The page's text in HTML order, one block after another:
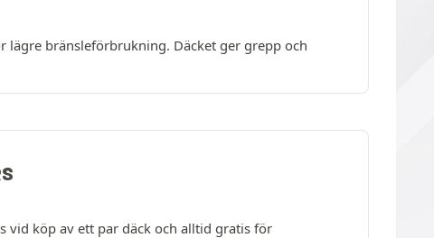
lägre bränsleförbrukning. Däcket ger grepp och
vid köp av ett par däck och alltid gratis för